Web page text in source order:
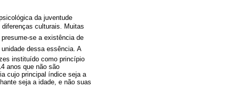
da juventude
diferenças culturais. Muitas
presume-se a existência de
dessa essência. A
instituído como princípio
anos que não são
cujo principal índice seja a
seja a idade, e não suas